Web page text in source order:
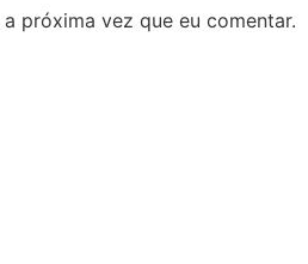
próxima vez que eu comentar.